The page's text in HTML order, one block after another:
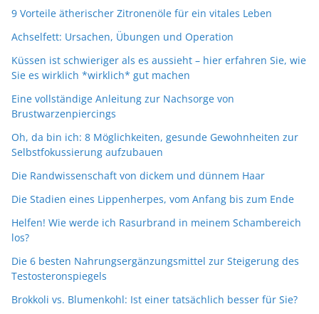
9 Vorteile ätherischer Zitronenöle für ein vitales Leben
Achselfett: Ursachen, Übungen und Operation
Küssen ist schwieriger als es aussieht – hier erfahren Sie, wie
Sie es wirklich *wirklich* gut machen
Eine vollständige Anleitung zur Nachsorge von
Brustwarzenpiercings
Oh, da bin ich: 8 Möglichkeiten, gesunde Gewohnheiten zur
Selbstfokussierung aufzubauen
Die Randwissenschaft von dickem und dünnem Haar
Die Stadien eines Lippenherpes, vom Anfang bis zum Ende
Helfen! Wie werde ich Rasurbrand in meinem Schambereich
los?
Die 6 besten Nahrungsergänzungsmittel zur Steigerung des
Testosteronspiegels
Brokkoli vs. Blumenkohl: Ist einer tatsächlich besser für Sie?